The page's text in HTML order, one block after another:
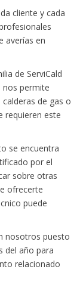
cliente y cada
averías en
de ServiCald
nos permite
de gas o
requieren este
se encuentra
por el
sobre otras
ofrecerte
puede
nosotros puesto
del año para
relacionado